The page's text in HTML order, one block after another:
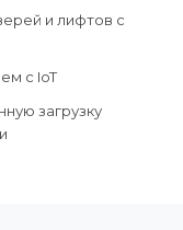
и лифтов с
с IoT
загрузку